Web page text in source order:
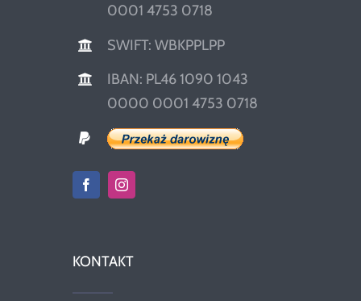
0001 4753 0718
SWIFT: WBKPPLPP
IBAN: PL46 1090 1043
0000 0001 4753 0718
KONTAKT